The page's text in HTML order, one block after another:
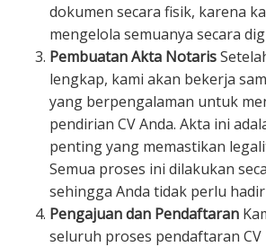
dokumen secara fisik, karena
mengelola semuanya secara
Pembuatan Akta Notaris
lengkap, kami akan bekerja
yang berpengalaman untuk
pendirian CV Anda. Akta ini
penting yang memastikan
Semua proses ini dilakukan
sehingga Anda tidak perlu
Pengajuan dan Pendaftaran
seluruh proses pendaftaran CV